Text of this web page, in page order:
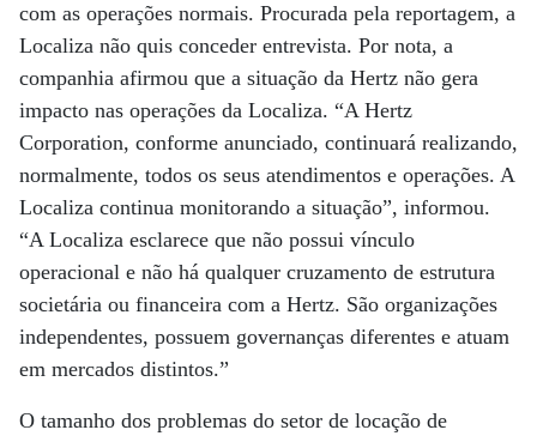
com as operações normais. Procurada pela reportagem, a
Localiza não quis conceder entrevista. Por nota, a
companhia afirmou que a situação da Hertz não gera
impacto nas operações da Localiza. “A Hertz
Corporation, conforme anunciado, continuará realizando,
normalmente, todos os seus atendimentos e operações. A
Localiza continua monitorando a situação”, informou.
“A Localiza esclarece que não possui vínculo
operacional e não há qualquer cruzamento de estrutura
societária ou financeira com a Hertz. São organizações
independentes, possuem governanças diferentes e atuam
em mercados distintos.”
O tamanho dos problemas do setor de locação de